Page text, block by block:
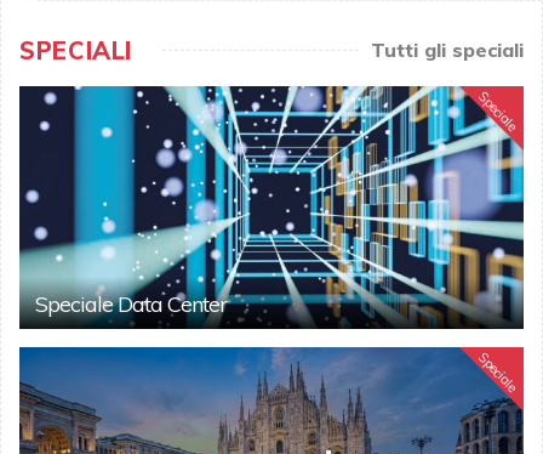
SPECIALI Tutti gli speciali
Speciale
Speciale Data Center
Speciale